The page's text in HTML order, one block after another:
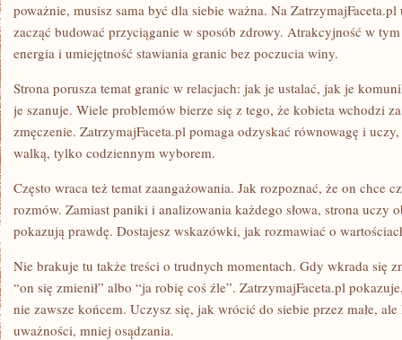
poważnie, musisz sama być dla siebie ważna. Na
zacząć budować przyciąganie w sposób zdrowy. Atrakcyjność w
energia i umiejętność stawiania granic bez poczucia winy.
Strona porusza temat granic w relacjach: jak je ustalać, jak je
je szanuje. Wiele problemów bierze się z tego, że kobieta wchodzi
zmęczenie. ZatrzymajFaceta.pl pomaga odzyskać równowagę i uczy,
walką, tylko codziennym wyborem.
Często wraca też temat zaangażowania. Jak rozpoznać, że on chce
rozmów. Zamiast paniki i analizowania każdego słowa, strona uczy
pokazują prawdę. Dostajesz wskazówki, jak rozmawiać o
Nie brakuje tu także treści o trudnych momentach. Gdy wkrada się
“on się zmienił” albo “ja robię coś źle”. ZatrzymajFaceta.pl
nie zawsze końcem. Uczysz się, jak wrócić do siebie przez małe,
uważności, mniej osądzania.